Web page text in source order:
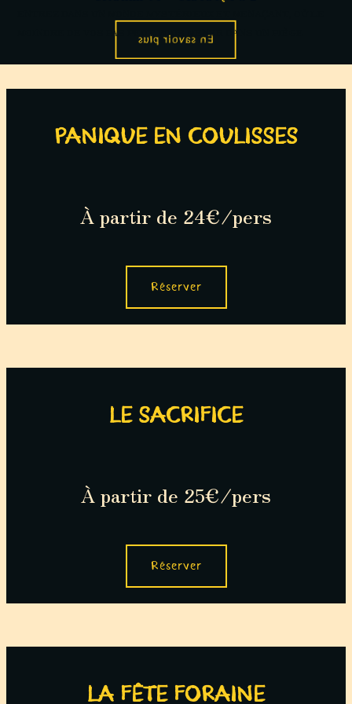
En savoir plus
MOINDRE DE VOS PAS PEUT VOUS MENER DANS UN PIÈGE
PANIQUE EN COULISSES
À partir de 24€/pers
Réserver
LE SACRIFICE
À partir de 25€/pers
Réserver
LA FÊTE FORAINE